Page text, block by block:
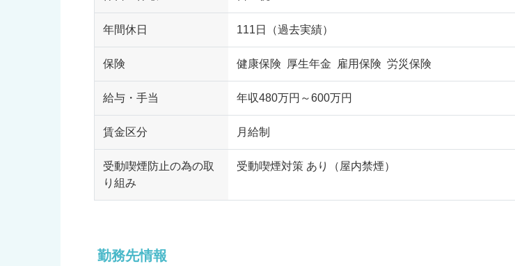
年間休日 111日（過去実績）
保険 健康保険 厚生年金 雇用保険 労災保険
給与・手当 年収480万円～600万円
賃金区分 月給制
受動喫煙防止の為の取
り組み
受動喫煙対策 あり（屋内禁煙）
勤務先情報